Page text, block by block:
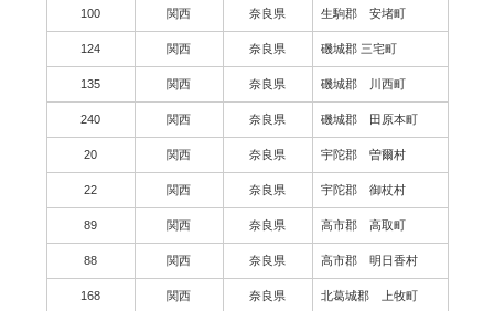
100 関西 奈良県 生駒郡 安堵町
124 関西 奈良県 磯城郡 三宅町
135 関西 奈良県 磯城郡 川西町
240 関西 奈良県 磯城郡 田原本町
20 関西 奈良県 宇陀郡 曽爾村
22 関西 奈良県 宇陀郡 御杖村
89 関西 奈良県 高市郡 高取町
88 関西 奈良県 高市郡 明日香村
168 関西 奈良県 北葛城郡 上牧町